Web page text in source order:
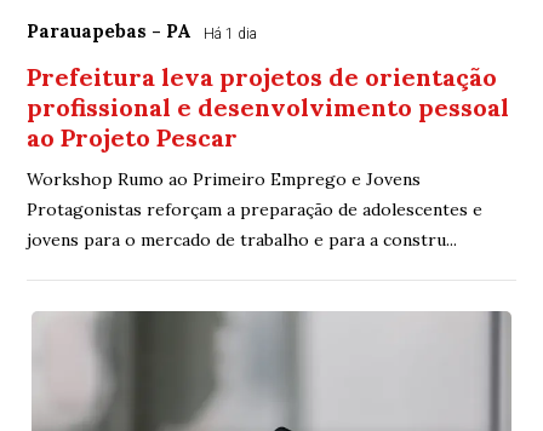
Parauapebas - PA Há 1 dia
Prefeitura leva projetos de orientação
profissional e desenvolvimento pessoal
ao Projeto Pescar
Workshop Rumo ao Primeiro Emprego e Jovens
Protagonistas reforçam a preparação de adolescentes e
jovens para o mercado de trabalho e para a constru...